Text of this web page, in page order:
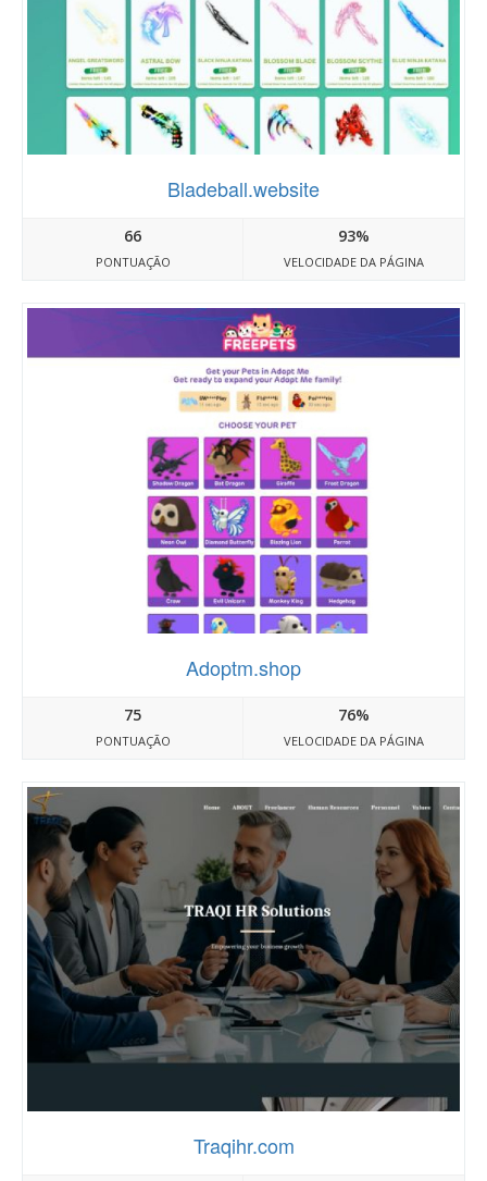
Bladeball.website
66
PONTUAÇÃO
93%
VELOCIDADE DA PÁGINA
Adoptm.shop
75
PONTUAÇÃO
76%
VELOCIDADE DA PÁGINA
Traqihr.com